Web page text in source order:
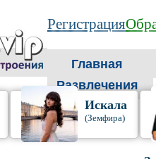
Регистрация
Главная
Развлечения
Искала
(Земфира)